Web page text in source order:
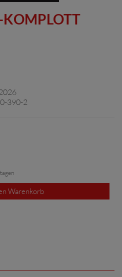
KOMPLOTT
390-2
Warenkorb